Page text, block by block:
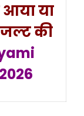
या
की